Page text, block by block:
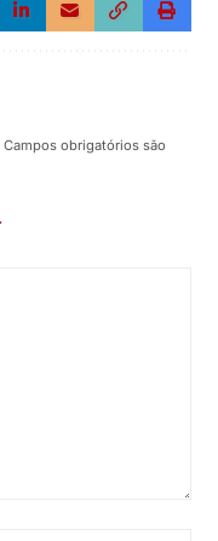
Campos obrigatórios são